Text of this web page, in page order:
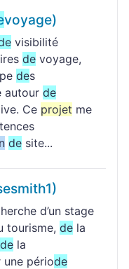
voyage)
visibilité
de voyage,
des
autour de
Ce projet me
de site...
d’un stage
tourisme, de la
de la
période